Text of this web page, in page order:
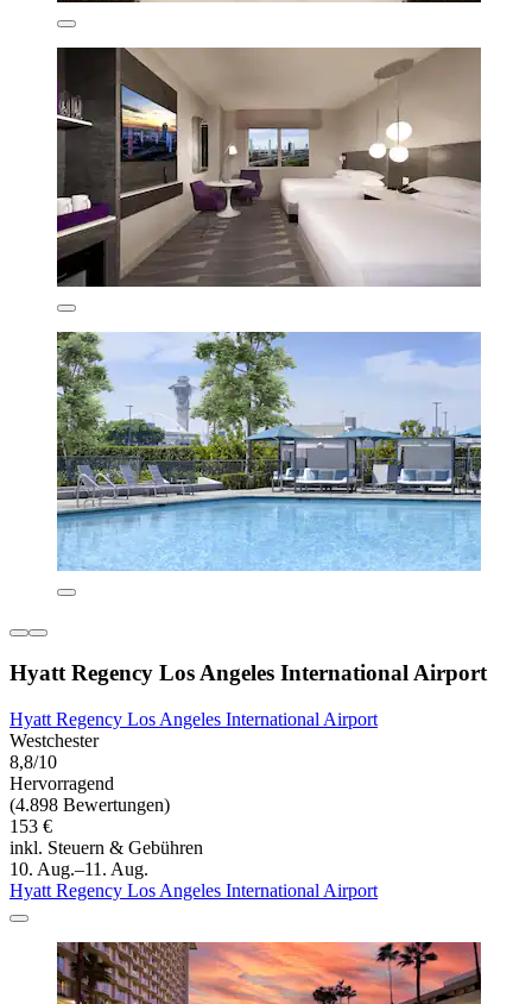
Hyatt Regency Los Angeles International Airport
Hyatt Regency Los Angeles International Airport
Westchester
8,8/10
Hervorragend
(4.898 Bewertungen)
153 €
inkl. Steuern & Gebühren
10. Aug.–11. Aug.
Hyatt Regency Los Angeles International Airport